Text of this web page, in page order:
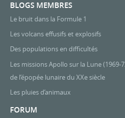
BLOGS MEMBRES
Le bruit dans la Formule 1
Les volcans effusifs et explosifs
Des populations en difficultés
Les missions Apollo sur la Lune
de l’épopée lunaire du XXe siècle
Les pluies d’animaux
FORUM